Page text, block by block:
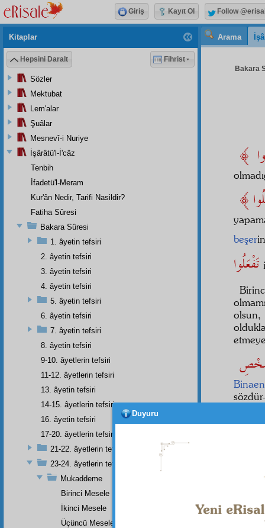
Arama
Bakara
beşer
âsab
mâzi
Kitaplar
Hepsini Daralt Fihrist
Sözler
Mektubat
Lem'alar
Şuâlar
Mesnevî-i Nuriye
İşârâtü'l-İ'câz
Tenbih
İfadetü'l-Meram
Kur'ân Nedir, Tarifi Nasildir?
Fatiha Sûresi
Bakara Sûresi
1. âyetin tefsiri
2. âyetin tefsiri
3. âyetin tefsiri
4. âyetin tefsiri
5. âyetin tefsiri
6. âyetin tefsiri
7. âyetin tefsiri
8. âyetin tefsiri
9-10. âyetlerin tefsiri
11-12. âyetlerin tefsiri
13. âyetin tefsiri
14-15. âyetlerin tefsiri
16. âyetin tefsiri
17-20. âyetlerin tefsiri
21-22. âyetlerin tefsiri
23-24. âyetlerin tefsiri
Mukaddeme
Birinci Mesele
İkinci Mesele
Üçüncü Mesele
Giriş Kayıt Ol Follow
Duyuru